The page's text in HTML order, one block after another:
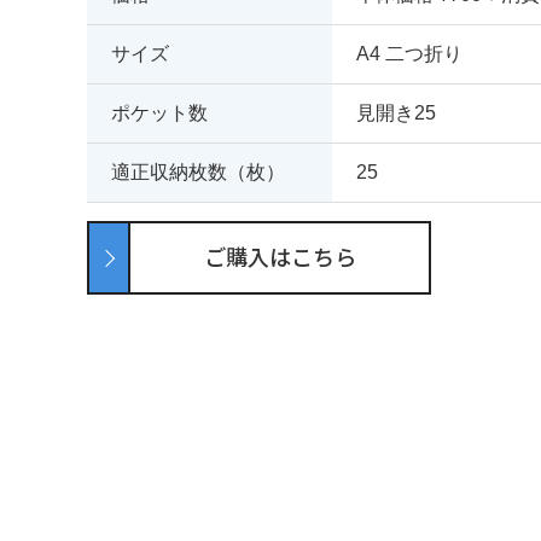
サイズ A4 二つ折り
ポケット数 見開き25
適正収納枚数（枚） 25
ご購入はこちら